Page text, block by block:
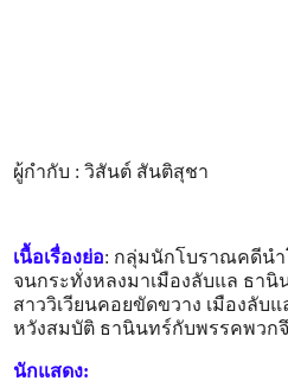
ผู้กำกับ : วิสันต์ สันติสุชา
เนื้อเรื่องย่อ: กลุ่มนักโบราณคดีนำ
จนกระทั่งหลงมาเมืองลับแล ธานิ
สาววิเวียนคอยขัดขวาง เมืองลับ
หวังสมบัติ ธานินทร์กับพรรคพวก
นักแสดง: